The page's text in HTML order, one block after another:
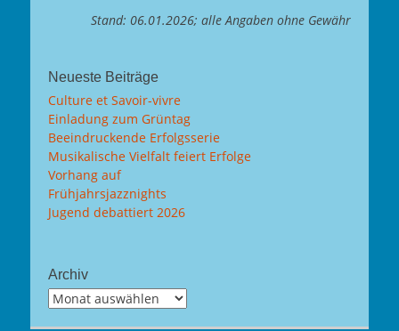
Stand: 06.01.2026; alle Angaben ohne Gewähr
Neueste Beiträge
Culture et Savoir-vivre
Einladung zum Grüntag
Beeindruckende Erfolgsserie
Musikalische Vielfalt feiert Erfolge
Vorhang auf
Frühjahrsjazznights
Jugend debattiert 2026
Archiv
Archiv